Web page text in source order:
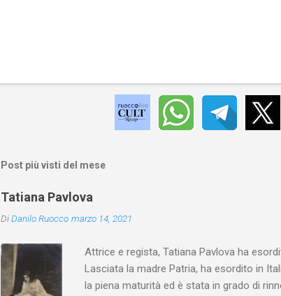
Post più visti del mese
Tatiana Pavlova
DiDanilo Ruocco marzo 14, 2021
Attrice e regista, Tatiana Pavlova ha
Lasciata la madre Patria, ha esordito in
la piena maturità ed è stata in grado di